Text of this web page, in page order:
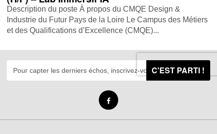
Description du poste À propos du CMQE Design &
Industrie du Futur Pays de la Loire Le Campus des Métiers
et des Qualifications d’Excellence (CMQE)...
C'EST PARTI !